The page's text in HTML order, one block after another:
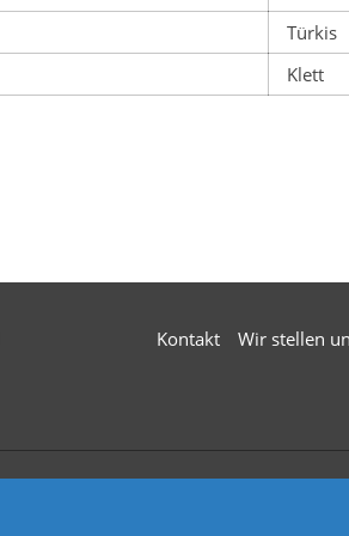
Türkis
Klett
Kontakt Wir stellen